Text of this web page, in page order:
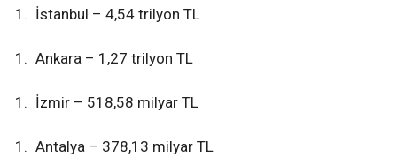
İstanbul – 4,54 trilyon TL
Ankara – 1,27 trilyon TL
İzmir – 518,58 milyar TL
Antalya – 378,13 milyar TL